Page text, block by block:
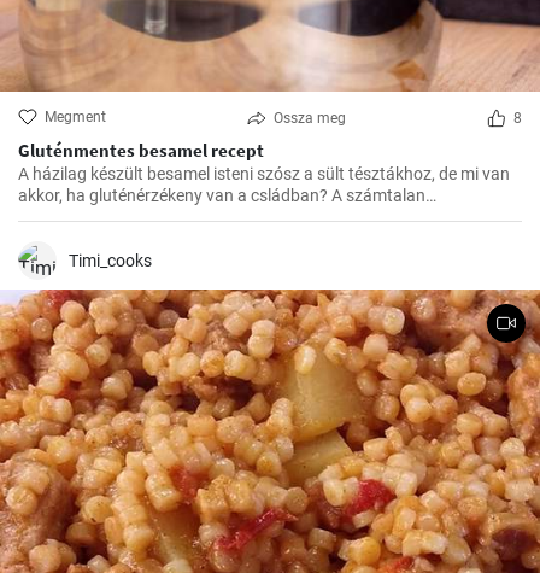
Megment Ossza meg 8
Gluténmentes besamel recept
A házilag készült besamel isteni szósz a sült tésztákhoz, de mi van
akkor, ha gluténérzékeny van a csládban? A számtalan
gluténmentes változat közül nekem eddig ez vált be a legjobban,
képest.Timi_cooks